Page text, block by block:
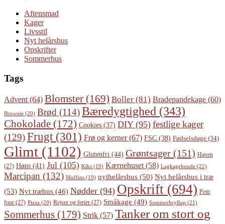
Aftensmad
Kager
Livsstil
Nyt helårshus
Opskrifter
Sommerhus
Tags
Advent (64) Blomster (169) Boller (81) Bradepandekage (60)
Brownie (20) Brød (114)Bæredygtighed (343)
Chokolade (172) Cookies (37) DIY(95) festlige kager
(129)Frugt(301) Frø og kerner(67) FSC (38) Fødselsdage (34)
Glimt (1102) Glutenfri (44) Grøntsager (151) Haven
(27) Høns (41) Jul (105) Kiks (19) Kærnehuset (58) Lagkagebunde (22)
Marcipan (132) Muffins (19) nythelårshus (50) Nyt helårshus i træ
(53) Nyt træhus (46) Nødder (94) Opskrift (694) Petit
four (27) Pizza (20) Rejser og ferier (27) Småkage (49) Sommerbryllup (21)
Sommerhus (179) Strik (57) Tanker om stort og